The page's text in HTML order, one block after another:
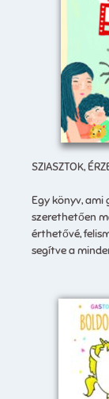
SZIASZTOK,
Egy könyv, ami
szerethetően
érthetővé,
segítve a